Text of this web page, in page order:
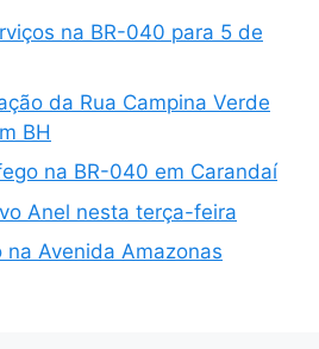
na BR-040 para 5 de
da Rua Campina Verde
BH
na BR-040 em Carandaí
Anel nesta terça-feira
Avenida Amazonas